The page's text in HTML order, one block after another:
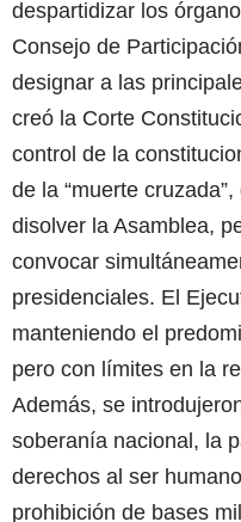
despartidizar los
Consejo de
designar a las
creó la Corte
control de la
de la “muerte
disolver la Asamblea,
convocar
presidenciales. El
manteniendo el
pero con límites en la
Además, se
soberanía nacional, la
derechos al ser
prohibición de bases